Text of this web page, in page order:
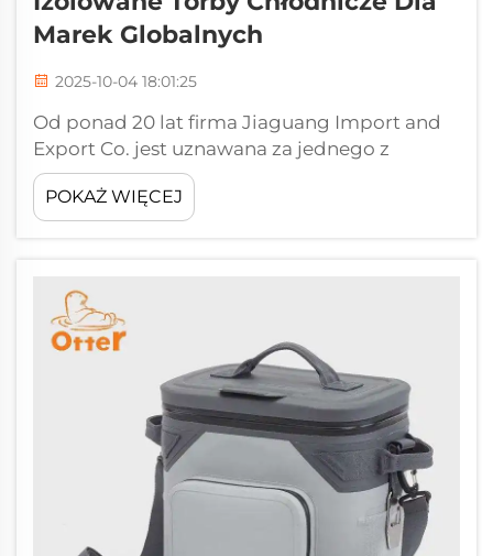
Marek Globalnych
2025-10-04 18:01:25
Od ponad 20 lat firma Jiaguang Import and
Export Co. jest uznawana za jednego z
wiodących producentów toreb. Długa
obecność na rynku pozwala nam uważać się
za ekspertów w identyfikowaniu najlepszych
POKAŻ WIĘCEJ